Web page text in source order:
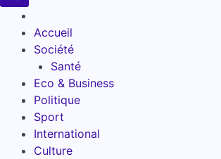
Accueil
Société
Santé
Eco & Business
Politique
Sport
International
Culture